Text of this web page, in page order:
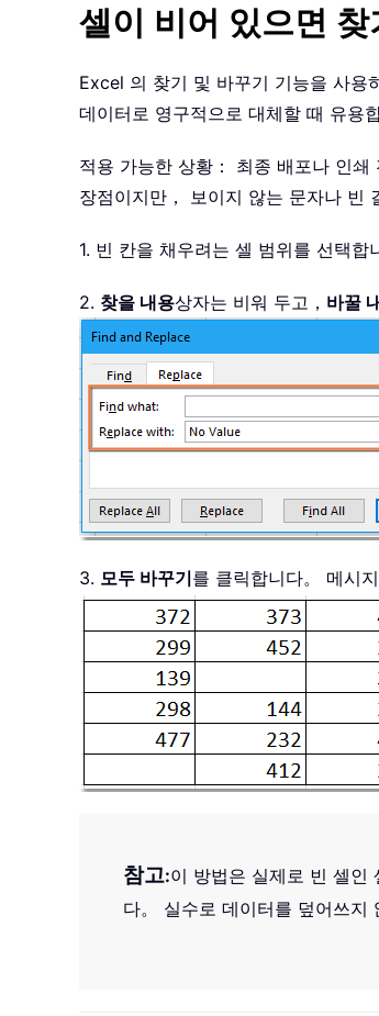
셀이 비어 있으면
Excel 의 찾기 및 바꾸기 기능을 사용
데이터로 영구적으로 대체할 때 유용합
적용 가능한 상황： 최종 배포나 인
장점이지만， 보이지 않는 문자나 빈
1. 빈 칸을 채우려는 셀 범위를 선택합
2. 찾을 내용상자는 비워 두고， 바꿀
3. 모두 바꾸기를 클릭합니다。 메시
참고:이 방법은 실제로 빈 셀인
다。 실수로 데이터를 덮어쓰지